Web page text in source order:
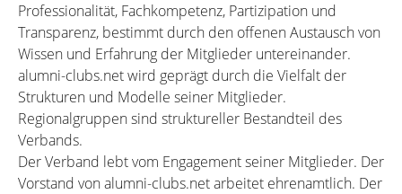
Professionalität, Fachkompetenz, Partizipation und
Transparenz, bestimmt durch den offenen Austausch von
Wissen und Erfahrung der Mitglieder untereinander.
alumni-clubs.net wird geprägt durch die Vielfalt der
Strukturen und Modelle seiner Mitglieder.
Regionalgruppen sind struktureller Bestandteil des
Verbands.
Der Verband lebt vom Engagement seiner Mitglieder. Der
Vorstand von alumni-clubs.net arbeitet ehrenamtlich. Der